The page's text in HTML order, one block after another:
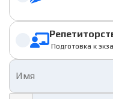
Подготовка к